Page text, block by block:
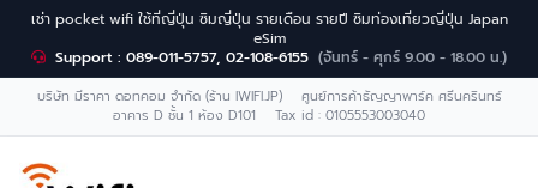
เช่า pocket wifi ใช้ที่ญี่ปุ่น ซิมญี่ปุ่น รายเดือน รายปี ซิมท่องเที่ยวญี่ปุ่น Japan
eSim
Support : 089-011-5757, 02-108-6155 (จันทร์ - ศุกร์ 9.00 - 18.00 น.)
บริษัท มีราคา ดอทคอม จำกัด (ร้าน IWIFI.JP) ศูนย์การค้าธัญญาพาร์ค ศรีนครินทร์
อาคาร D ชั้น 1 ห้อง D101 Tax id : 0105553003040